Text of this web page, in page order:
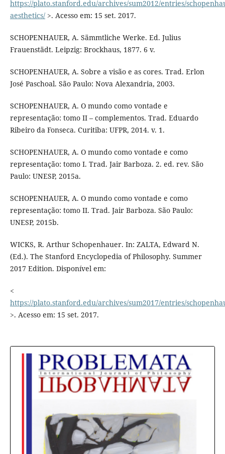
https://plato.stanford.edu/archives/sum2012/entries/
aesthetics/>. Acesso em: 15 set. 2017.
SCHOPENHAUER, A. Sämmtliche Werke. Ed. Julius
Frauenstädt. Leipzig: Brockhaus, 1877. 6 v.
SCHOPENHAUER, A. Sobre a visão e as cores. Trad. Erlon
José Paschoal. São Paulo: Nova Alexandria, 2003.
SCHOPENHAUER, A. O mundo como vontade e
representação: tomo II – complementos. Trad. Eduardo
Ribeiro da Fonseca. Curitiba: UFPR, 2014. v. 1.
SCHOPENHAUER, A. O mundo como vontade e como
representação: tomo I. Trad. Jair Barboza. 2. ed. rev. São
Paulo: UNESP, 2015a.
SCHOPENHAUER, A. O mundo como vontade e como
representação: tomo II. Trad. Jair Barboza. São Paulo:
UNESP, 2015b.
WICKS, R. Arthur Schopenhauer. In: ZALTA, Edward N.
(Ed.). The Stanford Encyclopedia of Philosophy. Summer
2017 Edition. Disponível em:
<
https://plato.stanford.edu/archives/sum2017/entries/
>. Acesso em: 15 set. 2017.